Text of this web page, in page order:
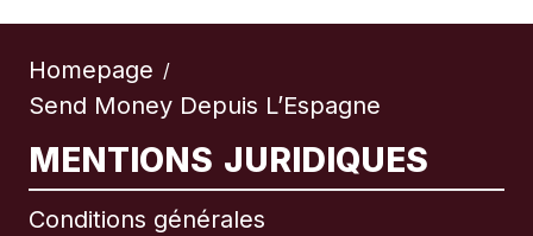
Homepage /
Send Money Depuis L’Espagne
MENTIONS JURIDIQUES
Conditions générales